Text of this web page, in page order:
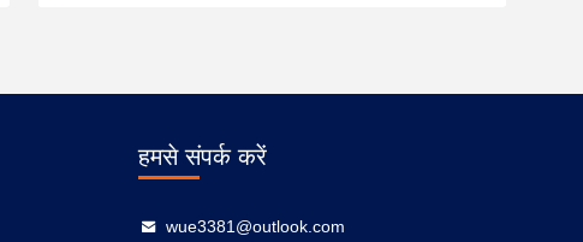
हमसे संपर्क करें
wue3381@outlook.com